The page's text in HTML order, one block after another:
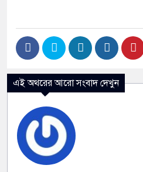
এই অথরের আরো সংবাদ দেখুন